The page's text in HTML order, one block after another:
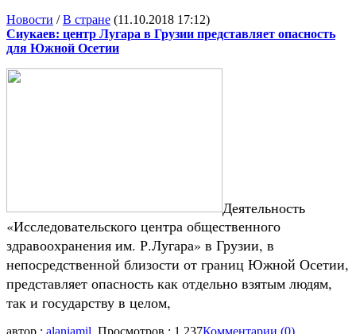
Новости /В стране (11.10.2018 17:12)
Сиукаев: центр Лугара в Грузии представляет опасность
для Южной Осетии
Деятельность
«Исследовательского центра общественного
здравоохранения им. Р.Лугара» в Грузии, в
непосредственной близости от границ Южной Осетии,
представляет опасность как отдельно взятым людям,
так и государству в целом,